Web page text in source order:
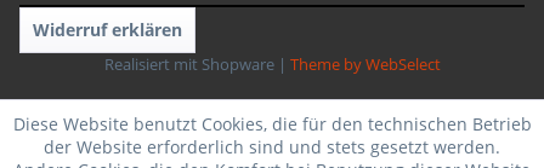
Widerruf erklären
Realisiert mit Shopware| Theme by WebSelect
Diese Website benutzt Cookies, die für den technischen Betrieb
der Website erforderlich sind und stets gesetzt werden.